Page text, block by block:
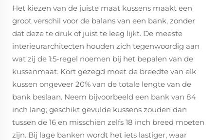
Het kiezen van de juiste maat kussens maakt een
groot verschil voor de balans van een bank, zonder
dat deze te druk of juist te leeg lijkt. De meeste
interieurarchitecten houden zich tegenwoordig aan
wat zij de 1:5-regel noemen bij het bepalen van de
kussenmaat. Kort gezegd moet de breedte van elk
kussen ongeveer 20% van de totale lengte van de
bank beslaan. Neem bijvoorbeeld een bank van 84
inch lang; geschikt gevulde kussens zouden dan
tussen de 16 en misschien zelfs 18 inch breed moeten
zijn. Bij lage banken wordt het iets lastiger, waar